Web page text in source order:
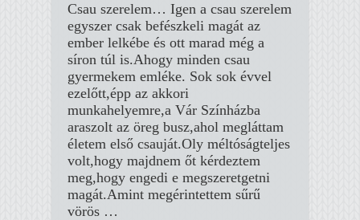
Csau szerelem… Igen a csau szerelem
egyszer csak befészkeli magát az
ember lelkébe és ott marad még a
síron túl is.Ahogy minden csau
gyermekem emléke. Sok sok évvel
ezelőtt,épp az akkori
munkahelyemre,a Vár Színházba
araszolt az öreg busz,ahol megláttam
életem első csauját.Oly méltóságteljes
volt,hogy majdnem őt kérdeztem
meg,hogy engedi e megszeretgetni
magát.Amint megérintettem sűrű
vörös …